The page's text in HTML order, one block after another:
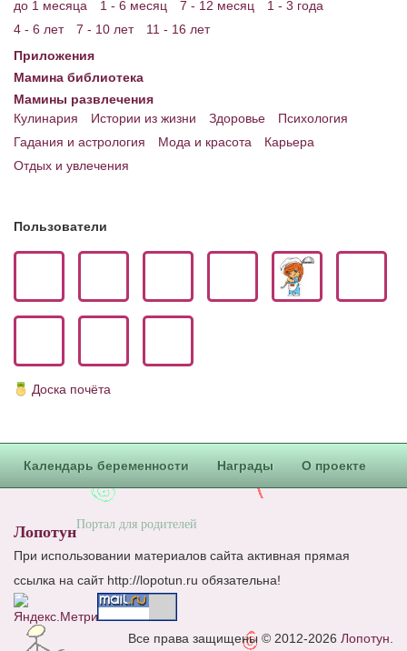
Мамина энциклопедия
Сервис. Оценка роста и веса ребенка
Приложения для Android
Полезные ссылки
Блог Администратора
Сотрудничество. Авторам
до 1 месяца
1 - 6 месяц 7 - 12 месяц
1 - 3 года
4 - 6 лет
7 - 10 лет
11 - 16 лет
Приложения
Мамина библиотека
Мамины развлечения
Кулинария
Истории из жизни Здоровье
Психология
Гадания и астрология
Мода и красота
Карьера
Отдых и увлечения
Пользователи
Доска почёта
Календарь беременности Награды О проекте
ЛопотунПортал для родителей
При использовании материалов сайта активная прямая
ссылка на сайт http://lopotun.ru обязательна!
Все права защищены © 2012-2026 Лопотун